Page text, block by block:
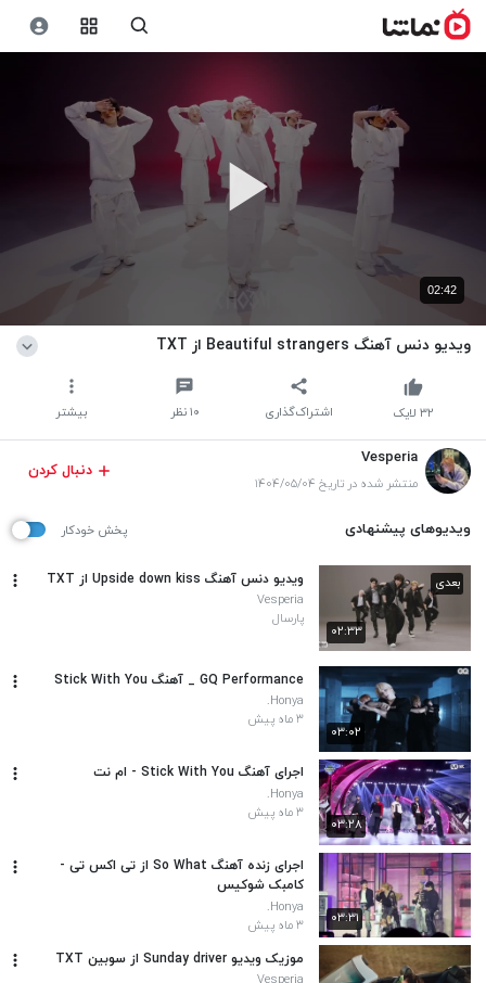
02:42
ویدیو دنس آهنگ Beautiful strangers از TXT
اشتراک‌گذاری ۱۰ نظر بیشتر ۳۲ لایک
Vesperia
منتشر شده در تاریخ ۱۴۰۴/۰۵/۰۴
دنبال کردن
ویدیوهای پیشنهادی پخش خودکار
۰۲:۳۳
بعدی ویدیو دنس آهنگ Upside down kiss از TXT
Vesperia
پارسال
۰۳:۰۲
GQ Performance _ آهنگ Stick With You
Honya.
۳ ماه پیش
۰۳:۲۸
اجرای آهنگ Stick With You - ام نت
Honya.
۳ ماه پیش
۰۳:۳۱
اجرای زنده آهنگ So What از تی اکس تی -
کامبک شوکیس
Honya.
۳ ماه پیش
موزیک ویدیو Sunday driver از سوبین TXT